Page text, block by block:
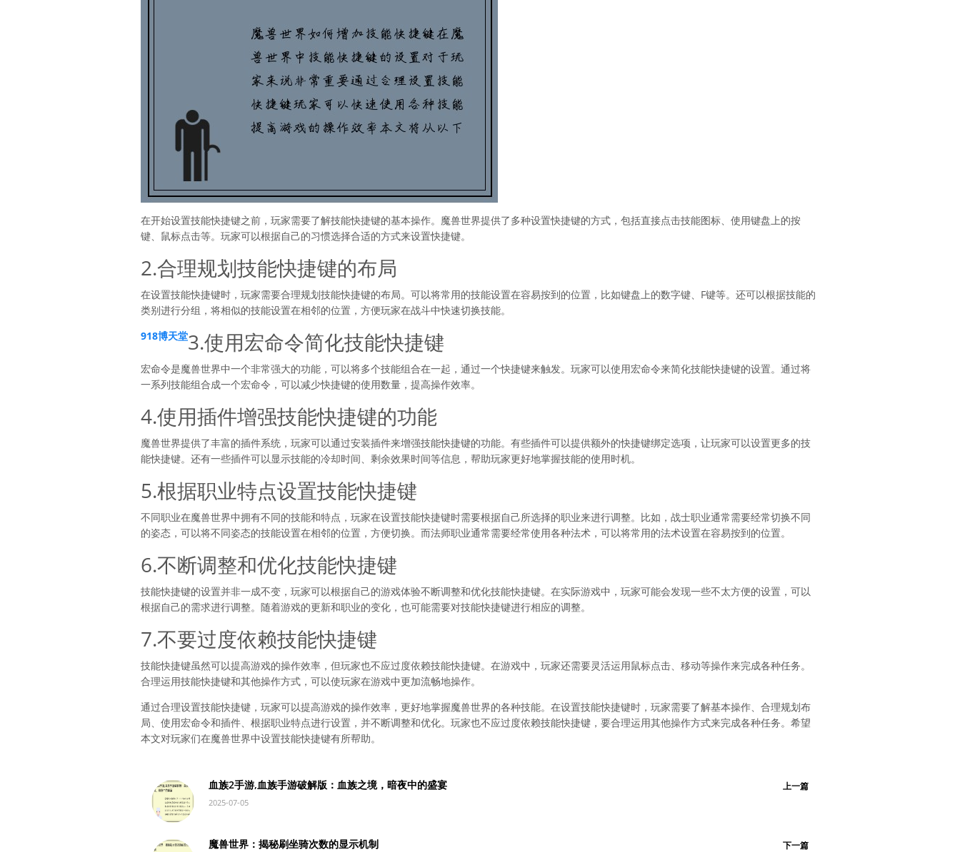
在开始设置技能快捷键之前，玩家需要了解技能快捷键的基本操作。魔兽世界提供了多种设置快捷键的方式，包括直接点击技能图标、使用键盘上的按
键、鼠标点击等。玩家可以根据自己的习惯选择合适的方式来设置快捷键。
2.合理规划技能快捷键的布局
在设置技能快捷键时，玩家需要合理规划技能快捷键的布局。可以将常用的技能设置在容易按到的位置，比如键盘上的数字键、F键等。还可以根据技能的
类别进行分组，将相似的技能设置在相邻的位置，方便玩家在战斗中快速切换技能。
918博天堂3.使用宏命令简化技能快捷键
宏命令是魔兽世界中一个非常强大的功能，可以将多个技能组合在一起，通过一个快捷键来触发。玩家可以使用宏命令来简化技能快捷键的设置。通过将
一系列技能组合成一个宏命令，可以减少快捷键的使用数量，提高操作效率。
4.使用插件增强技能快捷键的功能
魔兽世界提供了丰富的插件系统，玩家可以通过安装插件来增强技能快捷键的功能。有些插件可以提供额外的快捷键绑定选项，让玩家可以设置更多的技
能快捷键。还有一些插件可以显示技能的冷却时间、剩余效果时间等信息，帮助玩家更好地掌握技能的使用时机。
5.根据职业特点设置技能快捷键
不同职业在魔兽世界中拥有不同的技能和特点，玩家在设置技能快捷键时需要根据自己所选择的职业来进行调整。比如，战士职业通常需要经常切换不同
的姿态，可以将不同姿态的技能设置在相邻的位置，方便切换。而法师职业通常需要经常使用各种法术，可以将常用的法术设置在容易按到的位置。
6.不断调整和优化技能快捷键
技能快捷键的设置并非一成不变，玩家可以根据自己的游戏体验不断调整和优化技能快捷键。在实际游戏中，玩家可能会发现一些不太方便的设置，可以
根据自己的需求进行调整。随着游戏的更新和职业的变化，也可能需要对技能快捷键进行相应的调整。
7.不要过度依赖技能快捷键
技能快捷键虽然可以提高游戏的操作效率，但玩家也不应过度依赖技能快捷键。在游戏中，玩家还需要灵活运用鼠标点击、移动等操作来完成各种任务。
合理运用技能快捷键和其他操作方式，可以使玩家在游戏中更加流畅地操作。
通过合理设置技能快捷键，玩家可以提高游戏的操作效率，更好地掌握魔兽世界的各种技能。在设置技能快捷键时，玩家需要了解基本操作、合理规划布
局、使用宏命令和插件、根据职业特点进行设置，并不断调整和优化。玩家也不应过度依赖技能快捷键，要合理运用其他操作方式来完成各种任务。希望
本文对玩家们在魔兽世界中设置技能快捷键有所帮助。
血族2手游,血族手游破解版：血族之境，暗夜中的盛宴
2025-07-05
上一篇
魔兽世界：揭秘刷坐骑次数的显示机制 下一篇